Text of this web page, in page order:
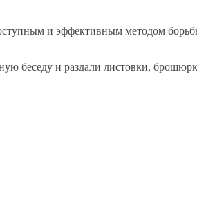
и эффективным методом
беседу и раздали листовки,